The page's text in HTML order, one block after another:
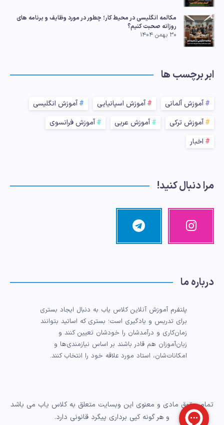
مکالمه انگلیسی در محیط کار؛ چطور در مورد وظایف و برنامه های
روزانه صحبت کنیم؟
۳۰ بهمن ۱۴۰۴
ابر برچسب ها
آموزش آلمانی آموزش اسپانیایی
آموزش انگلیسی
آموزش ترکی
آموزش عربی
آموزش فرانسوی
اخبار
مرا دنبال کنید!
اینستاگرام تلگرام
کنید!
درباره ما
پلتفرم آموزش آنلاین کلاس یاب به دنبال ایجاد بستری
برای تدریس و یادگیری است؛ بستری که اساتید بتوانند
زمان‌کاری و درآمدشان را خودشان تعیین کنند و
زبان‌آموزان هم قادر باشند بر اساس نیازمندی‌ها و
امکانات‌شان، استاد مورد علاقه خود را انتخاب کنند.
تمام حقوق مادی و معنوی این وبسایت متعلق به کلاس یاب می باشد
و هر گونه کپی برداری پیگرد قانونی دارد.